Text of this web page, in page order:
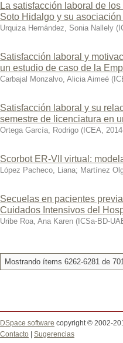
La satisfacción laboral de
Soto Hidalgo y su
Urquiza Hernández, Sonia Nallely (
Satisfacción laboral y
un estudio de caso de la
Carbajal Monzalvo, Alicia Aimeé (
Satisfacción laboral y su
semestre de licenciatura en
Ortega García, Rodrigo ( ICEA,
Scorbot ER-VII virtual:
López Pacheco, Liana; Martínez
Secuelas en pacientes
Cuidados Intensivos del
Uribe Roa, Ana Karen ( ICSa-BD-
Mostrando ítems 6262-6281 de
DSpace software copyright © 2002-
Contacto
Sugerencias